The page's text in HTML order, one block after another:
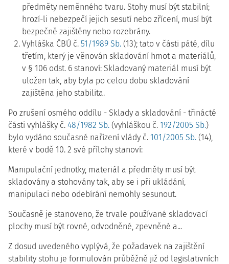
předměty neměnného tvaru. Stohy musí být stabilní;
hrozí-li nebezpečí jejich sesutí nebo zřícení, musí být
bezpečně zajištěny nebo rozebrány.
Vyhláška ČBÚ č. 51/1989 Sb. (13); tato v části páté, dílu
třetím, který je věnován skladování hmot a materiálů,
v § 106 odst. 6 stanoví: Skladovaný materiál musí být
uložen tak, aby byla po celou dobu skladování
zajištěna jeho stabilita.
Po zrušení osmého oddílu - Sklady a skladování - třinácté
části vyhlášky č. 48/1982 Sb. (vyhláškou č. 192/2005 Sb.)
bylo vydáno současné nařízení vlády č. 101/2005 Sb. (14),
které v bodě 10. 2 své přílohy stanoví:
Manipulační jednotky, materiál a předměty musí být
skladovány a stohovány tak, aby se i při ukládání,
manipulaci nebo odebírání nemohly sesunout.
Současně je stanoveno, že trvale používané skladovací
plochy musí být rovné, odvodněné, zpevněné a...
Z dosud uvedeného vyplývá, že požadavek na zajištění
stability stohu je formulován průběžně již od legislativních